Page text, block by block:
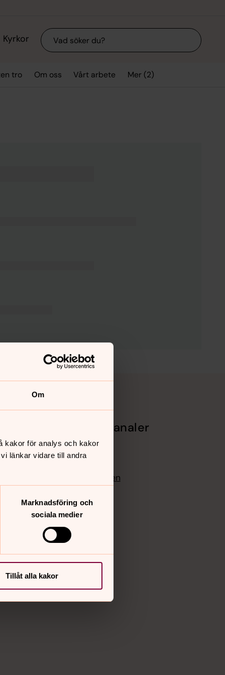
Om
kakor för analys och kakor
länkar vidare till andra
Marknadsföring och
sociala medier
Tillåt alla kakor
Kyrkor Sök
tro Om oss Vårt arbete Mer (2)
Sociala kanaler
Facebook
Instagram
Bloggportalen